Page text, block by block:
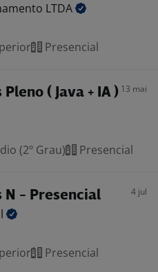
LTDA
Presencial
( Java + IA ) 13 mai
(2º Grau) Presencial
N - Presencial 4 jul
Presencial